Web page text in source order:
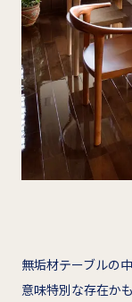
無垢材テーブルの
意味特別な存在か